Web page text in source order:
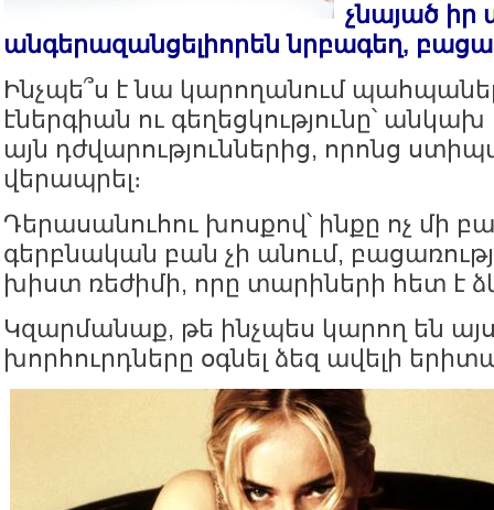
չնայած իր
անգերազանցելիորեն նրբագեղ,
Ինչպե՞ս է նա կարողանում
էներգիան ու գեղեցկությունը՝
այն դժվարություններից, որոնց
վերապրել։
Դերասանուհու խոսքով՝ ինքը ոչ մի
գերբնական բան չի անում,
խիստ ռեժիմի, որը տարիների հետ է
Կզարմանաք, թե ինչպես կարող են
խորհուրդները օգնել ձեզ ավելի